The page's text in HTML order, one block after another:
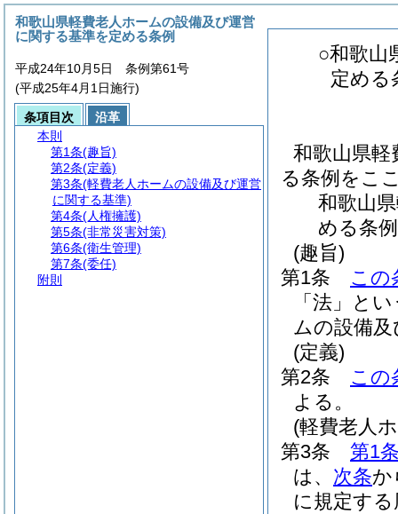
○和歌山
定める
和歌山県
る条例をこ
和歌山
める条例
(趣旨)
第1条
この
「法」と
ムの設備
(定義)
第2条
この
よる。
(軽費老人
第3条
第1
は、 次条か
に規定す
和歌山県軽費老人ホームの設備及び運営
に関する基準を定める条例
平成24年10月5日 条例第61号
(平成25年4月1日施行)
条項目次
沿革
本則
第1条(趣旨)
第2条(定義)
第3条(軽費老人ホームの設備及び運営
に関する基準)
第4条(人権擁護)
第5条(非常災害対策)
第6条(衛生管理)
第7条(委任)
附則